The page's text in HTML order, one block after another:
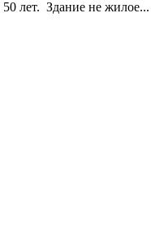
лет. Здание не жилое...